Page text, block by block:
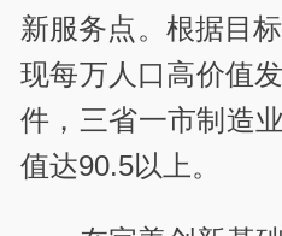
新服务点。根据目
现每万人口高价值
件，三省一市制造
值达90.5以上。